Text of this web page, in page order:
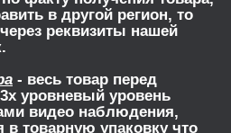
в другой регион, то
реквизиты нашей
- весь товар перед
уровневый уровень
видео наблюдения,
в товарную упаковку что